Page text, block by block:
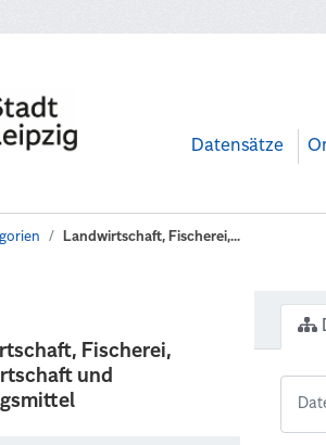
Datensätze
Landwirtschaft, Fischerei,...
Fischerei,
und